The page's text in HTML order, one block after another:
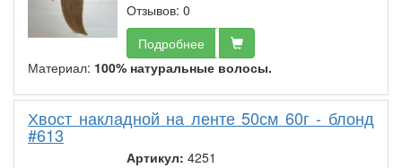
Отзывов: 0
Подробнее
Материал: 100% натуральные волосы.
Хвост накладной на ленте 50см 60г - блонд
#613
Артикул: 4251